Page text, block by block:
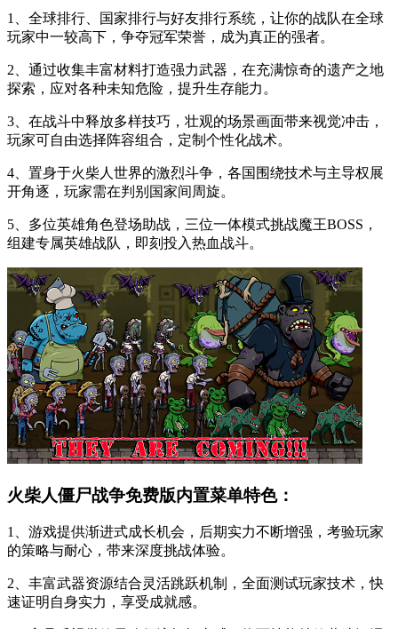
1、全球排行、国家排行与好友排行系统，让你的战队在全球
玩家中一较高下，争夺冠军荣誉，成为真正的强者。
2、通过收集丰富材料打造强力武器，在充满惊奇的遗产之地
探索，应对各种未知危险，提升生存能力。
3、在战斗中释放多样技巧，壮观的场景画面带来视觉冲击，
玩家可自由选择阵容组合，定制个性化战术。
4、置身于火柴人世界的激烈斗争，各国围绕技术与主导权展
开角逐，玩家需在判别国家间周旋。
5、多位英雄角色登场助战，三位一体模式挑战魔王BOSS，
组建专属英雄战队，即刻投入热血战斗。
火柴人僵尸战争免费版内置菜单特色：
1、游戏提供渐进式成长机会，后期实力不断增强，考验玩家
的策略与耐心，带来深度挑战体验。
2、丰富武器资源结合灵活跳跃机制，全面测试玩家技术，快
速证明自身实力，享受成就感。